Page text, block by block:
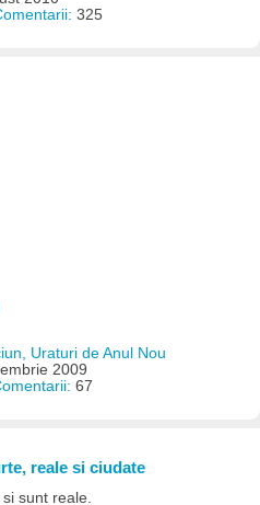
325
Uraturi de Anul Nou
2009
67
reale si ciudate
sunt reale.